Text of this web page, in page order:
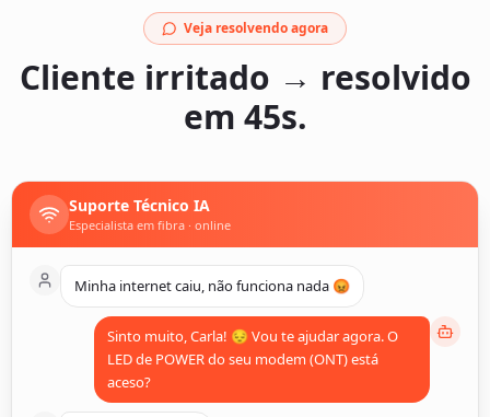
Veja resolvendo agora
Cliente irritado → resolvido
em 45s.
Suporte Técnico IA
Especialista em fibra · online
Minha internet caiu, não funciona nada 😡
Sinto muito, Carla! 😔 Vou te ajudar agora. O
LED de POWER do seu modem (ONT) está
aceso?